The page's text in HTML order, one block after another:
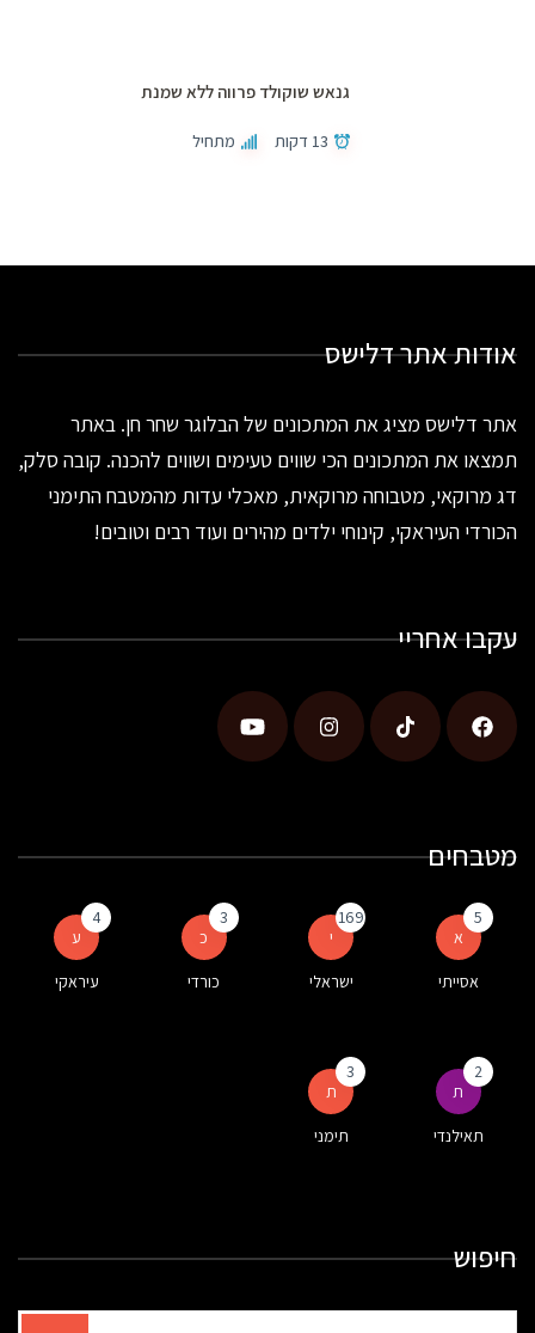
גנאש שוקולד פרווה ללא שמנת
13 דקות מתחיל
אודות אתר דלישס
אתר דלישס מציג את המתכונים של הבלוגר שחר חן. באתר
תמצאו את המתכונים הכי שווים טעימים ושווים להכנה. קובה סלק,
דג מרוקאי, מטבוחה מרוקאית, מאכלי עדות מהמטבח התימני
הכורדי העיראקי, קינוחי ילדים מהירים ועוד רבים וטובים!
עקבו אחריי
מטבחים
א
5
אסייתי
י
169
ישראלי
כ
3
כורדי
ע
4
עיראקי
ת
2
תאילנדי
ת
3
תימני
חיפוש